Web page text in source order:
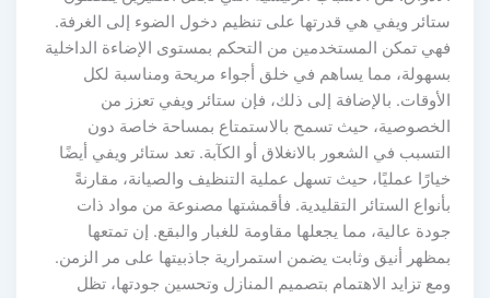
ستائر ويفي هي قدرتها على تنظيم دخول الضوء إلى الغرفة.
فهي تمكن المستخدمين من التحكم بمستوى الإضاءة الداخلية
بسهولة، مما يساهم في خلق أجواء مريحة ومناسبة لكل
الأوقات. بالإضافة إلى ذلك، فإن ستائر ويفي تعزز من
الخصوصية، حيث تسمح بالاستمتاع بمساحة خاصة دون
التسبب في الشعور بالانغلاق أو الكآبة. تعد ستائر ويفي أيضًا
خيارًا عمليًا، حيث تسهل عملية التنظيف والصيانة، مقارنةً
بأنواع الستائر التقليدية. فأقمشتها مصنوعة من مواد ذات
جودة عالية، مما يجعلها مقاومة للغبار والبقع. إن تمتعها
بمظهر أنيق وثابت يضمن استمرارية جاذبيتها على مر الزمن.
ومع تزايد الاهتمام بتصميم المنازل وتحسين جودتها، تظل